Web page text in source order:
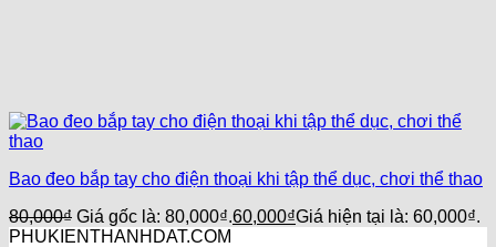
Bao đeo bắp tay cho điện thoại khi tập thể dục, chơi thể thao
80,000₫ Giá gốc là: 80,000₫.60,000₫Giá hiện tại là: 60,000₫.
PHUKIENTHANHDAT.COM